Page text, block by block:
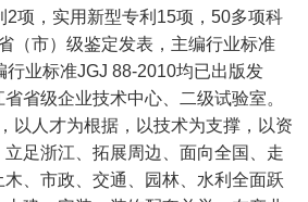
2项，实用新型专利15项，50多项科
（市）级鉴定发表，主编行业标准
行业标准JGJ 88-2010均已出版发
省级企业技术中心、二级试验室。
人才为根据，以技术为支撑，以资
足浙江、拓展周边、面向全国、走
、市政、交通、园林、水利全面跃